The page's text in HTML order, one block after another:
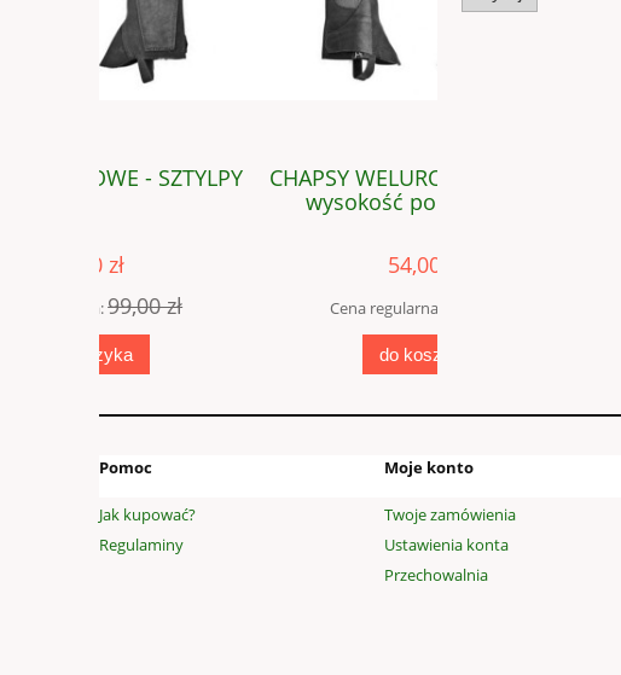
CHAPSY WELUROWE - SZTYLPY
wysokość poniżej 30cm
Cena regularna: 99,00 zł
Pomoc
Jak kupować?
Regulaminy
Moje konto
Twoje zamówienia
Ustawienia konta
Przechowalnia